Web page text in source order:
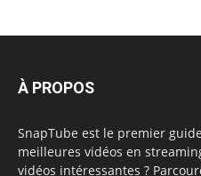
À PROPOS
SnapTube est le premier
meilleures vidéos en
vidéos intéressantes ?